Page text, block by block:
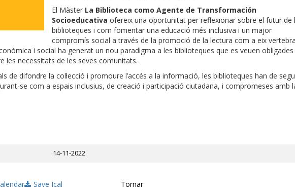
El Màster La Biblioteca como Agente de Transformación
Socioeducativa ofereix una oportunitat per reflexionar sobre el futur de
biblioteques i com fomentar una educació més inclusiva i un major
compromís social a través de la promoció de la lectura com a eix
i social ha generat un nou paradigma a les biblioteques que es veuen obligades
les necessitats de les seves comunitats.
de difondre la col·lecció i promoure l’accés a la informació, les biblioteques han de
se com a espais inclusius, de creació i participació ciutadana, i compromeses amb
14-11-2022
Save Ical Tornar